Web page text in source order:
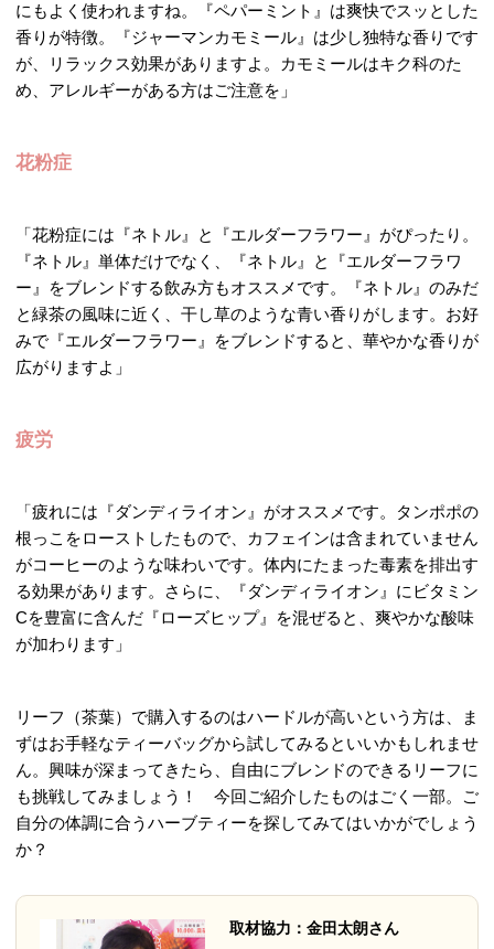
にもよく使われますね。『ペパーミント』は爽快でスッとした
香りが特徴。『ジャーマンカモミール』は少し独特な香りです
が、リラックス効果がありますよ。カモミールはキク科のた
め、アレルギーがある方はご注意を」
花粉症
「花粉症には『ネトル』と『エルダーフラワー』がぴったり。
『ネトル』単体だけでなく、『ネトル』と『エルダーフラワ
ー』をブレンドする飲み方もオススメです。『ネトル』のみだ
と緑茶の風味に近く、干し草のような青い香りがします。お好
みで『エルダーフラワー』をブレンドすると、華やかな香りが
広がりますよ」
疲労
「疲れには『ダンディライオン』がオススメです。タンポポの
根っこをローストしたもので、カフェインは含まれていません
がコーヒーのような味わいです。体内にたまった毒素を排出す
る効果があります。さらに、『ダンディライオン』にビタミン
Cを豊富に含んだ『ローズヒップ』を混ぜると、爽やかな酸味
が加わります」
リーフ（茶葉）で購入するのはハードルが高いという方は、ま
ずはお手軽なティーバッグから試してみるといいかもしれませ
ん。興味が深まってきたら、自由にブレンドのできるリーフに
も挑戦してみましょう！ 今回ご紹介したものはごく一部。ご
自分の体調に合うハーブティーを探してみてはいかがでしょう
か？
取材協力：金田太朗さん